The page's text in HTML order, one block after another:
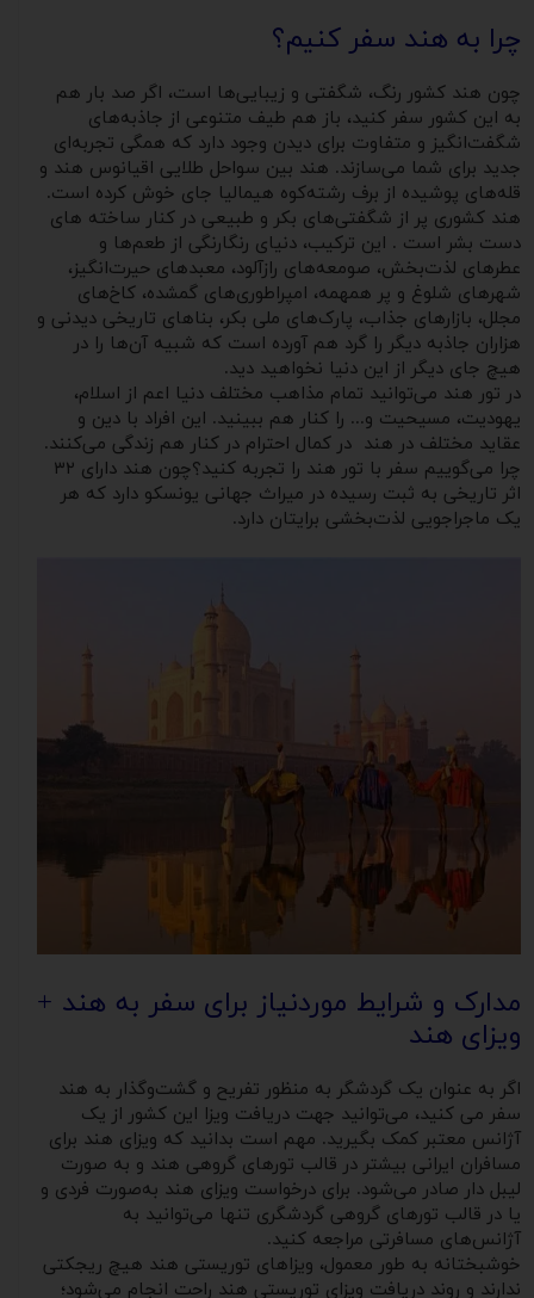
چرا به هند سفر کنیم؟
چون هند کشور رنگ، شگفتی و زیبایی‌ها است، اگر صد بار هم
به این کشور سفر کنید، باز هم طیف متنوعی از جاذبه‌های
شگفت‌انگیز و متفاوت برای دیدن وجود دارد که همگی تجربه‌ای
جدید برای شما می‌سازند. هند بین سواحل طلایی اقیانوس هند و
قله‌های پوشیده از برف رشته‌کوه هیمالیا جای خوش کرده است.
هند کشوری پر از شگفتی‌های بکر و طبیعی در کنار ساخته های
دست بشر است . این ترکیب، دنیای رنگارنگی از طعم‌ها و
عطرهای لذت‌بخش، صومعه‌های رازآلود، معبدهای حیرت‌انگیز،
شهرهای شلوغ و پر همهمه، امپراطوری‌های گمشده، کاخ‌های
مجلل، بازارهای جذاب، پارک‌های ملی بکر، بناهای تاریخی دیدنی و
هزاران جاذبه دیگر را گرد هم آورده است که شبیه آن‌ها را در
هیچ جای دیگر از این دنیا نخواهید دید.
در تور هند می‌توانید تمام مذاهب مختلف دنیا اعم از اسلام،
یهودیت، مسیحیت و... را کنار هم ببینید. این افراد با دین و
عقاید مختلف در هند در کمال احترام در کنار هم زندگی می‌کنند.
چرا می‌گوییم سفر با تور هند را تجربه کنید؟چون هند دارای ۳۲
اثر تاریخی به ثبت رسیده در میراث جهانی یونسکو دارد که هر
یک ماجراجویی لذت‌بخشی برایتان دارد.
مدارک و شرایط موردنیاز برای سفر به هند +
ویزای هند
اگر به عنوان یک گردشگر به منظور تفریح و گشت‌و‌گذار به هند
سفر می کنید، می‌توانید جهت دریافت ویزا این کشور از یک
آژانس معتبر کمک بگیرید. مهم است بدانید که ویزای هند برای
مسافران ایرانی بیشتر در قالب تورهای گروهی هند و به صورت
لیبل دار صادر می‌شود. برای درخواست ویزای هند به‌صورت فردی و
یا در قالب تورهای گروهی گردشگری تنها می‌توانید به
آژانس‌های مسافرتی مراجعه کنید.
خوشبختانه به طور معمول، ویزاهای توریستی هند هیچ ریجکتی
ندارند و روند دریافت ویزای توریستی هند راحت انجام می‌شود؛